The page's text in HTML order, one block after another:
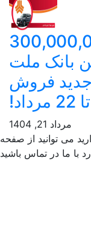
300,000,000
ملت
فروش
مرداد 21, 1404
توانید از صفحه
ما در تماس باشید